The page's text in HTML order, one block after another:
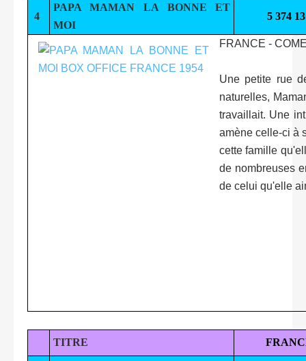
4
PAPA MAMAN LA BONNE ET
MOI
5 374
FRANCE -
Une petite rue
naturelles,
travaillait. Une
amène celle-ci à
cette famille
de nombreuses
de celui qu'elle
TITRE